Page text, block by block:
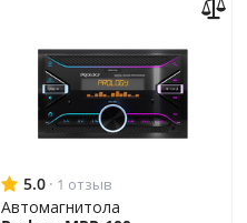
5.0 · 1 отзыв
Автомагнитола